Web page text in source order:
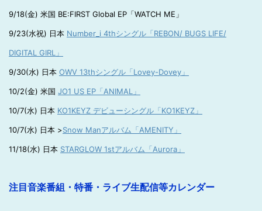
9/18(金) 米国 BE:FIRST Global EP「WATCH ME」
9/23(水祝) 日本 Number_i 4thシングル「REBON/ BUGS LIFE/
DIGITAL GIRL」
9/30(水) 日本 OWV 13thシングル「Lovey-Dovey」
10/2(金) 米国 JO1 US EP「ANIMAL」
10/7(水) 日本 KO1KEYZ デビューシングル「KO1KEYZ」
10/7(水) 日本 >Snow Manアルバム「AMENITY」
11/18(水) 日本 STARGLOW 1stアルバム「Aurora」
注目音楽番組・特番・ライブ生配信等カレンダー